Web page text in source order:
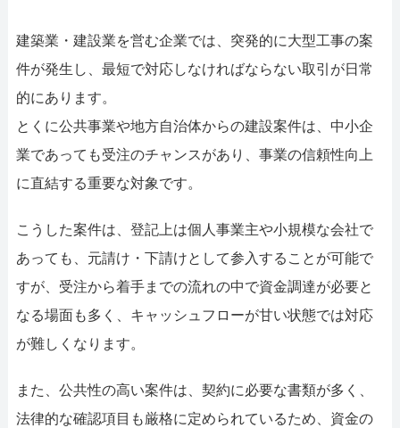
お問合せ
査定依頼
052-414-4107
おすすめ記事
ファクタリングで通りやすい会社はど
建築業・建設業を営む企業では、突発的に大型工事の案
件が発生し、最短で対応しなければならない取引が日常
的にあります。
とくに公共事業や地方自治体からの建設案件は、中小企
業であっても受注のチャンスがあり、事業の信頼性向上
に直結する重要な対象です。
こうした案件は、登記上は個人事業主や小規模な会社で
あっても、元請け・下請けとして参入することが可能で
すが、受注から着手までの流れの中で資金調達が必要と
なる場面も多く、キャッシュフローが甘い状態では対応
が難しくなります。
また、公共性の高い案件は、契約に必要な書類が多く、
法律的な確認項目も厳格に定められているため、資金の